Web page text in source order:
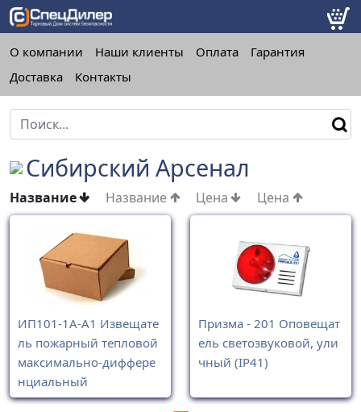
О компании Наши клиенты Оплата
Гарантия
Доставка
Контакты
Сибирский Арсенал
Название Название Цена Цена
ИП101-1А-А1 Извещате
ль пожарный тепловой
максимально-диффере
нциальный
Призма - 201 Оповещат
ель светозвуковой, ули
чный (IP41)